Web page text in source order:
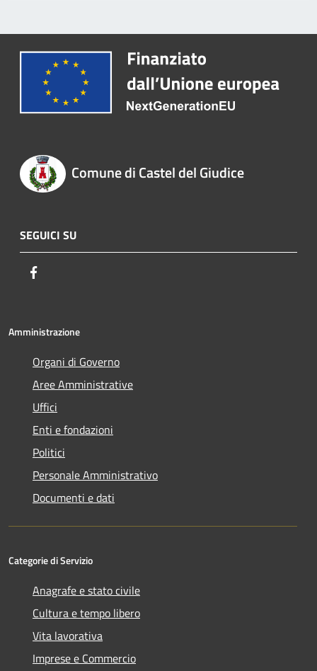
Comune di Castel del Giudice
SEGUICI SU
Amministrazione
Organi di Governo
Aree Amministrative
Uffici
Enti e fondazioni
Politici
Personale Amministrativo
Documenti e dati
Categorie di Servizio
Anagrafe e stato civile
Cultura e tempo libero
Vita lavorativa
Imprese e Commercio